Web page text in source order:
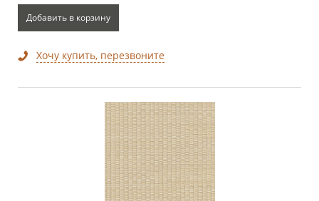
Добавить в корзину
Хочу купить, перезвоните